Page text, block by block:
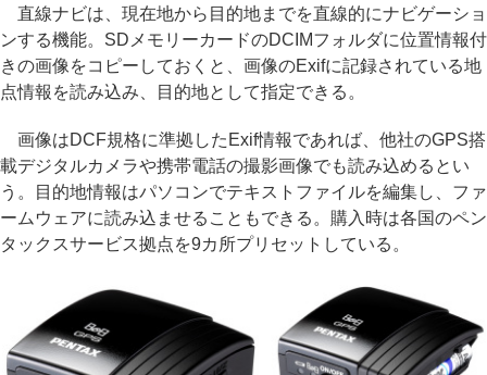
直線ナビは、現在地から目的地までを直線的にナビゲーショ
ンする機能。SDメモリーカードのDCIMフォルダに位置情報付
きの画像をコピーしておくと、画像のExifに記録されている地
点情報を読み込み、目的地として指定できる。
画像はDCF規格に準拠したExif情報であれば、他社のGPS搭
載デジタルカメラや携帯電話の撮影画像でも読み込めるとい
う。目的地情報はパソコンでテキストファイルを編集し、ファ
ームウェアに読み込ませることもできる。購入時は各国のペン
タックスサービス拠点を9カ所プリセットしている。